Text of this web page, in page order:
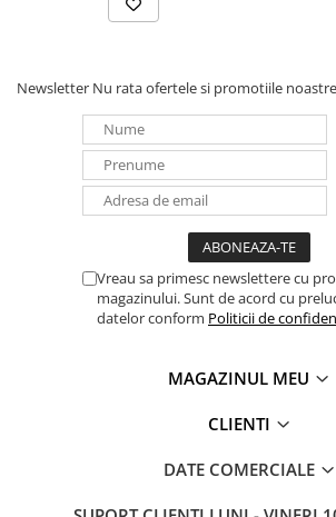
Lichidare de stoc
Acumulatori
Invertoare
Sisteme de prindere
Pompe de caldura
Newsletter Nu rata ofertele si promotiile noastre
Vreau sa primesc newslettere cu
magazinului. Sunt de acord cu
datelor conform Politicii de
MAGAZINUL MEU
CLIENTI
DATE COMERCIALE